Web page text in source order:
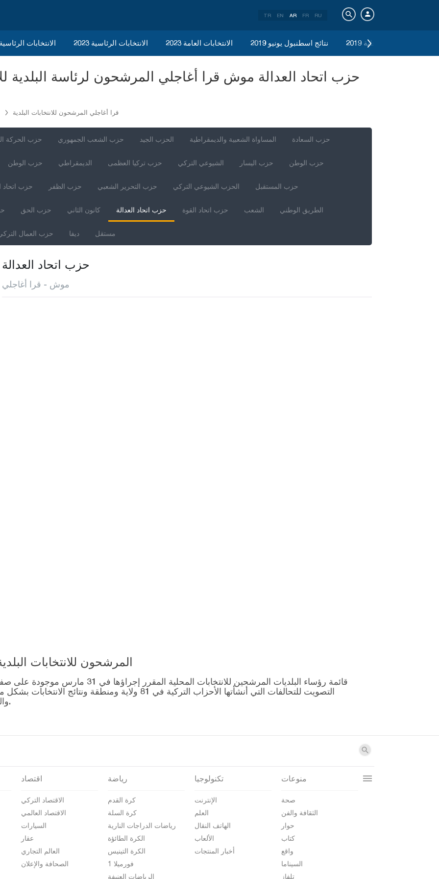
TR EN AR FR RU
2023 الانتخابات الانتخابات الرئاسية 2023 الانتخابات العامة 2023 نتائج اسطنبول يونيو 2019 الانتخابات المحلية 2019
قرا أغاجلي المرشحون للانتخابات البلدية
حزب الحركة حزب الشعب الجمهوري الحزب الجيد المساواة الشعبية والديمقراطية حزب السعادة
حزب الوطن الديمقراطي حزب تركيا العظمى الشيوعي التركي حزب اليسار حزب الوطن
حزب اتحاد حزب الظفر حزب التحرير الشعبي الحزب الشيوعي التركي حزب المستقبل
حزب الحق كانون الثاني حزب اتحاد العدالة حزب اتحاد القوة الشعب الطريق الوطني
حزب العمال ديفا مستقل
حزب اتحاد العدالة
موش - قرا أغاجلي
المرشحون للانتخابات البلدية المحلية –
قائمة رؤساء البلديات المرشحين للانتخابات
التصويت للتحالفات التي أنشأتها الأحزاب التركية في 81
والمرشحين على صفحة نتائج الانتخابات 2024.
اقتصاد
الاقتصاد التركي
الاقتصاد العالمي
السيارات
عقار
العالم التجاري
الصحافة والإعلان
رياضة
كرة القدم
كرة السلة
رياضات الدراجات النارية
الكرة الطائؤة
الكرة التينيس
فورميلا 1
الرياضات العنيفة
تكنولوجيا
الإنترنت
العلم
الهاتف النقال
الألعاب
أخبار المنتجات
منوعات
صحة
الثقافة والفن
حوار
كتاب
واقع
السيناما
تلفاز